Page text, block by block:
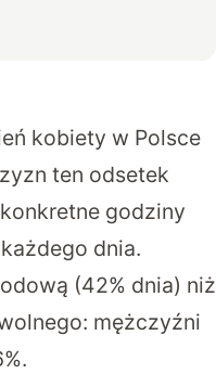
kobiety w Polsce
ten odsetek
godziny
dnia.
(42% dnia) niż
mężczyźni